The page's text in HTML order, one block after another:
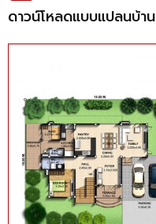
ดาวน์โหลดแบบแปลนบ้าน